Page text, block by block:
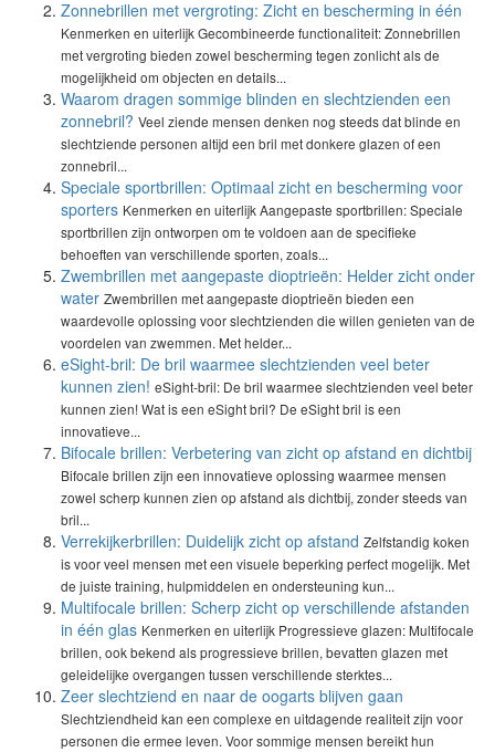
Zonnebrillen met vergroting: Zicht en bescherming in één
Kenmerken en uiterlijk Gecombineerde functionaliteit: Zonnebrillen
met vergroting bieden zowel bescherming tegen zonlicht als de
mogelijkheid om objecten en details...
Waarom dragen sommige blinden en slechtzienden een
zonnebril? Veel ziende mensen denken nog steeds dat blinde en
slechtziende personen altijd een bril met donkere glazen of een
zonnebril...
Speciale sportbrillen: Optimaal zicht en bescherming voor
sporters Kenmerken en uiterlijk Aangepaste sportbrillen: Speciale
sportbrillen zijn ontworpen om te voldoen aan de specifieke
behoeften van verschillende sporten, zoals...
Zwembrillen met aangepaste dioptrieën: Helder zicht onder
water Zwembrillen met aangepaste dioptrieën bieden een
waardevolle oplossing voor slechtzienden die willen genieten van de
voordelen van zwemmen. Met helder...
eSight-bril: De bril waarmee slechtzienden veel beter
kunnen zien! eSight-bril: De bril waarmee slechtzienden veel beter
kunnen zien! Wat is een eSight bril? De eSight bril is een
innovatieve...
Bifocale brillen: Verbetering van zicht op afstand en dichtbij
Bifocale brillen zijn een innovatieve oplossing waarmee mensen
zowel scherp kunnen zien op afstand als dichtbij, zonder steeds van
bril...
Verrekijkerbrillen: Duidelijk zicht op afstand Zelfstandig koken
is voor veel mensen met een visuele beperking perfect mogelijk. Met
de juiste training, hulpmiddelen en ondersteuning kun...
Multifocale brillen: Scherp zicht op verschillende afstanden
in één glas Kenmerken en uiterlijk Progressieve glazen: Multifocale
brillen, ook bekend als progressieve brillen, bevatten glazen met
geleidelijke overgangen tussen verschillende sterktes...
Zeer slechtziend en naar de oogarts blijven gaan
Slechtziendheid kan een complexe en uitdagende realiteit zijn voor
personen die ermee leven. Voor sommige mensen bereikt hun